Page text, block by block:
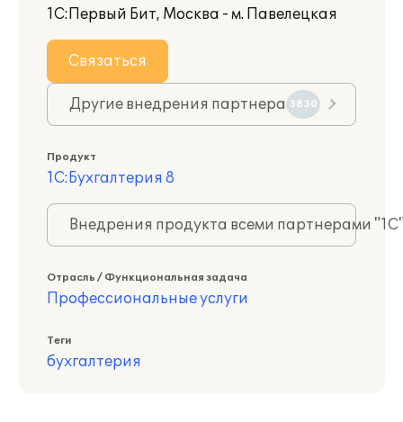
1С:Первый Бит, Москва - м. Павелецкая
Связаться
Другие внедрения партнера 3830
Продукт
1С:Бухгалтерия 8
Внедрения продукта всеми партнерами
Отрасль / Функциональная задача
Профессиональные услуги
Теги
бухгалтерия